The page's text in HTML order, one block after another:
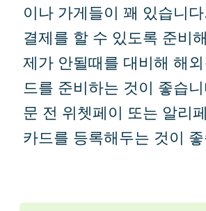
이나 가게들이 꽤 있습니
결제를 할 수 있도록 준비
제가 안될때를 대비해 해
드를 준비하는 것이 좋습
문 전 위쳇페이 또는 알리
카드를 등록해두는 것이